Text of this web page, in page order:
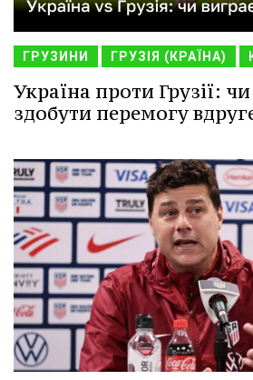
ГРУЗИНИ ГРУЗІЯ (КРАЇНА)
Україна проти Грузії:
здобути перемогу